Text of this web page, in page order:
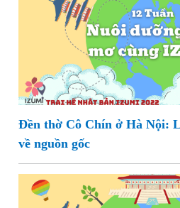
Đền thờ Cô Chín ở Hà Nội:
về nguồn gốc